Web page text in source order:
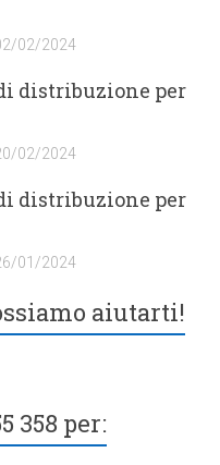
02/2024
distribuzione per
02/2024
distribuzione per
01/2024
aiutarti!
358 per: